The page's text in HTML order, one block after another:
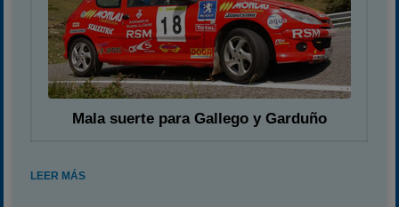
Mala suerte para Gallego y Garduño
LEER MÁS